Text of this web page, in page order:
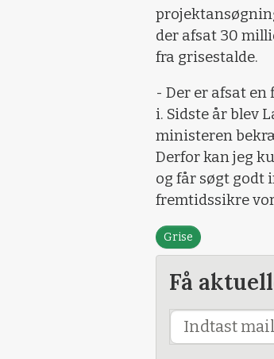
der afsat 30
fra grisestalde.
- Der er afsat
i. Sidste år blev
ministeren
Derfor kan jeg
og får søgt godt
fremtidssikre
Grise
Få